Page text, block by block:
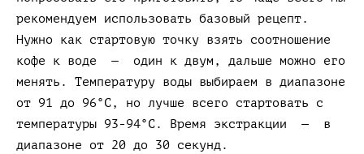
рекомендуем использовать базовый рецепт.
Нужно как стартовую точку взять соотношение
кофе к воде — один к двум, дальше можно его
менять. Температуру воды выбираем в диапазоне
от 91 до 96°С, но лучше всего стартовать с
температуры 93-94°С. Время экстракции — в
диапазоне от 20 до 30 секунд.